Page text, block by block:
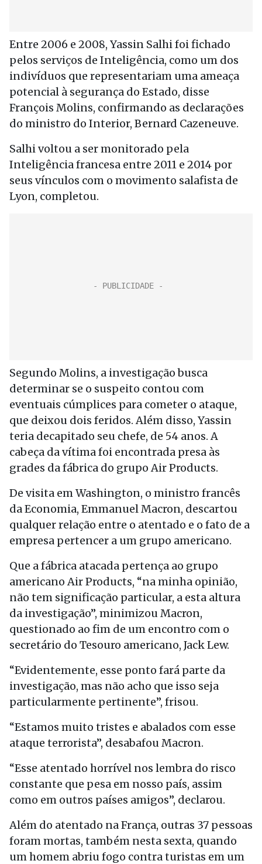
Entre 2006 e 2008, Yassin Salhi foi fichado
pelos serviços de Inteligência, como um dos
indivíduos que representariam uma ameaça
potencial à segurança do Estado, disse
François Molins, confirmando as declarações
do ministro do Interior, Bernard Cazeneuve.
Salhi voltou a ser monitorado pela
Inteligência francesa entre 2011 e 2014 por
seus vínculos com o movimento salafista de
Lyon, completou.
Segundo Molins, a investigação busca
determinar se o suspeito contou com
eventuais cúmplices para cometer o ataque,
que deixou dois feridos. Além disso, Yassin
teria decapitado seu chefe, de 54 anos. A
cabeça da vítima foi encontrada presa às
grades da fábrica do grupo Air Products.
De visita em Washington, o ministro francês
da Economia, Emmanuel Macron, descartou
qualquer relação entre o atentado e o fato de a
empresa pertencer a um grupo americano.
Que a fábrica atacada pertença ao grupo
americano Air Products, “na minha opinião,
não tem significação particular, a esta altura
da investigação”, minimizou Macron,
questionado ao fim de um encontro com o
secretário do Tesouro americano, Jack Lew.
“Evidentemente, esse ponto fará parte da
investigação, mas não acho que isso seja
particularmente pertinente”, frisou.
“Estamos muito tristes e abalados com esse
ataque terrorista”, desabafou Macron.
“Esse atentado horrível nos lembra do risco
constante que pesa em nosso país, assim
como em outros países amigos”, declarou.
Além do atentado na França, outras 37 pessoas
foram mortas, também nesta sexta, quando
um homem abriu fogo contra turistas em um